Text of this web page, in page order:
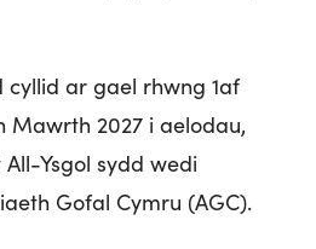
ar gael rhwng 1af
Mawrth 2027 i aelodau,
Ysgol sydd wedi
Gofal Cymru (AGC).